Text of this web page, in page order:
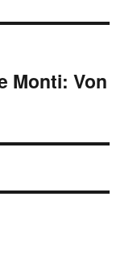
Monti: Von